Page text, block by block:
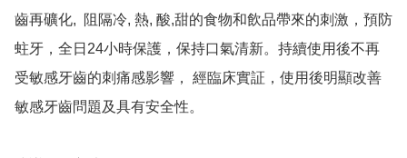
齒再礦化,  阻隔冷, 熱, 酸,甜的食物和飲品帶來的刺激，預防
蛀牙，全日24小時保護，保持口氣清新。持續使用後不再
受敏感牙齒的刺痛感影響， 經臨床實証，使用後明顯改善
敏感牙齒問題及具有安全性。